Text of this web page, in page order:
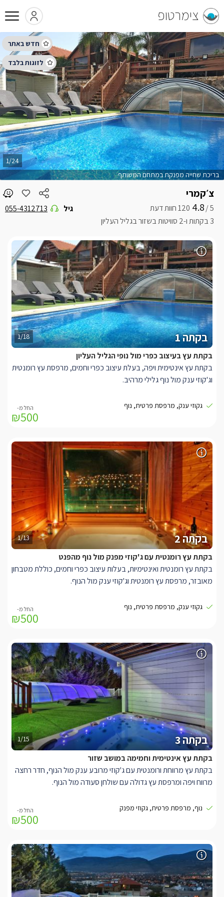
צימרטופ
צ׳קמרי
5 /
4.8
3 בקתות ו-2 סוויטות בשזור בגליל העליון
גיל 055-4312713
בריכת שחייה מפנקת במתחם המשותף
1/24
1/18 בקתה 1
בקתת עץ בעיצוב כפרי מול נופי הגליל העליון
בקתת עץ אינטימית ויפה, בעלת עיצוב כפרי וחמים, מרפסת עץ רומנטית
וג'קוזי ענק מול נוף גלילי מרהיב.
בקתת עץ רומנטית ואינטימית, עם תאורה נעימה, מרפסת עץ וג'קוזי
מפנק. אורחי הבקתה יהנו מעיצוב כפרי וחמים, מיטת שינה זוגית נוחה,
חדר רחצה, מטבחון מאובזר הכולל מקרר, קומקום חשמלי, מיקרוגל,
פינת תה/קפה, בר סעודה אינטימי וג'קוזי מרובע גדול במיוחד, מוקף
נרות רומנטיים ובעל חלון גדול המשקיף לנוף הגלילי.
גקוזי ענק, מרפסת פרטית, נוף
₪500
1/15 בקתה 3
בקתת עץ אינטימית וחמימה במושב שזור
בקתת עץ מרווחת ורומנטית עם ג'קוזי מרובע ענק מול הנוף, חדר רחצה
מרווח ויפה ומרפסת עץ גדולה עם שולחן סעודה מול הנוף.
בקתת עץ אינטימית בעיצוב כפרי וחמים עם מרפסת עץ וג'קוזי מפנק
המשקיף לנוף. בבקתה תיהנו ממיטת שינה זוגית מעץ, שתי שידות
לערוצי הלווין, פינת ישיבה, חדר רחצה מאובזר, מטבחון מאובזר הכולל
מקרר, קומקום חשמלי, מיקרוגל, פינת תה/קפה ובר סעודה אינטימי.
בנוסף תיהנו מג'קוזי מרובע גדול במיוחד, מוקף דק עץ ובעל חלון גדול
המשקיף לנוף הגלילי.
נוף, מרפסת פרטית, גקוזי מפנק
₪500
1/13 בקתה 2
בקתת עץ רומנטית עם ג'קוזי מפנק מול נוף מהפנט
בקתת עץ רומנטית ואינטימיות, בעלות עיצוב כפרי וחמים, כוללת מטבחון
מאובזר, מרפסת עץ רומנטית וג'קוזי ענק מול הנוף.
בקתת עץ בעיצוב חמים ואינטימי, עם תאורה נעימה, מרפסת עץ וג'קוזי
מפנק. בבקתה תיהנו מעיצוב כפרי וחמים, מיטת שינה זוגית נוחה, שתי
רחצה, מטבחון מאובזר הכולל מקרר, קומקום חשמלי, מיקרוגל, פינת
תה/קפה, בר סעודה אינטימי וג'קוזי מרובע גדול במיוחד, מוקף נרות
רומנטיים ובעל חלון גדול המשקיף לנוף הגלילי.
גקוזי ענק, מרפסת פרטית, נוף
₪500